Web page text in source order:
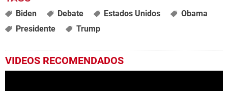
Biden Debate Estados Unidos
Obama
Presidente
Trump
VIDEOS RECOMENDADOS